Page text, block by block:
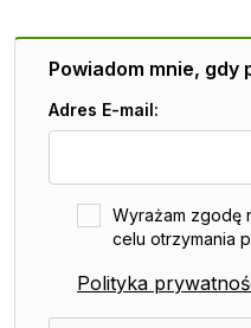
Powiadom mnie, gdy
Adres E-mail:
Wyrażam zgodę
celu otrzymania
Polityka